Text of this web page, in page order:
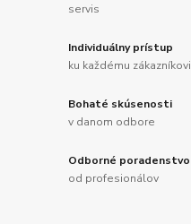
servis
Individuálny prístup
ku každému zákazníkovi
Bohaté skúsenosti
v danom odbore
Odborné poradenstvo
od profesionálov